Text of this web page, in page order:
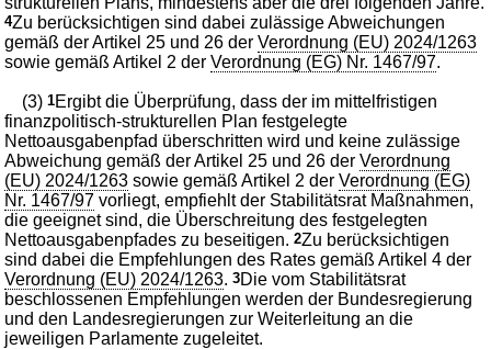
4Zu berücksichtigen sind dabei zulässige Abweichungen
gemäß der Artikel 25 und 26 derVerordnung (EU) 2024/1263
sowie gemäß Artikel 2 derVerordnung (EG) Nr. 1467/97.
(3)1Ergibt die Überprüfung, dass der im mittelfristigen
finanzpolitisch-strukturellen Plan festgelegte
Nettoausgabenpfad überschritten wird und keine zulässige
Abweichung gemäß der Artikel 25 und 26 derVerordnung
(EU) 2024/1263 sowie gemäß Artikel 2 derVerordnung (EG)
Nr. 1467/97 vorliegt, empfiehlt der Stabilitätsrat Maßnahmen,
die geeignet sind, die Überschreitung des festgelegten
Nettoausgabenpfades zu beseitigen.2Zu berücksichtigen
sind dabei die Empfehlungen des Rates gemäß Artikel 4 der
Verordnung (EU) 2024/1263.3Die vom Stabilitätsrat
beschlossenen Empfehlungen werden der Bundesregierung
und den Landesregierungen zur Weiterleitung an die
jeweiligen Parlamente zugeleitet.